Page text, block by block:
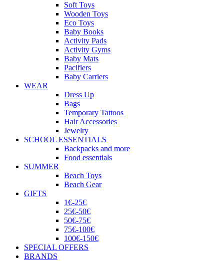
Soft Toys
Wooden Toys
Eco Toys
Baby Books
Activity Pads
Activity Gyms
Baby Mats
Pacifiers
Baby Carriers
WEAR
Dress Up
Bags
Temporary Tattoos
Hair Accessories
Jewelry
SCHOOL ESSENTIALS
Backpacks and more
Food essentials
SUMMER
Beach Toys
Beach Gear
GIFTS
1€-25€
25€-50€
50€-75€
75€-100€
100€-150€
SPECIAL OFFERS
BRANDS